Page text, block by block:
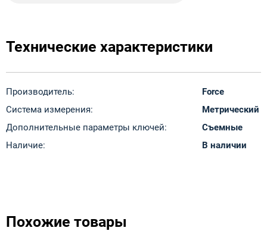
Технические характеристики
Производитель:
Force
Система измерения:
Метрический
Дополнительные параметры ключей:
Съемные
Наличие:
В наличии
Похожие товары